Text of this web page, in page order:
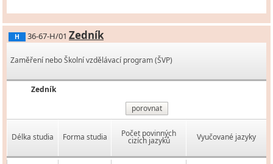
H 36-67-H/01 Zedník
Zaměření nebo Školní vzdělávací program (ŠVP)
Zedník
porovnat
Délka studia Forma studia Počet povinných
cizích jazyků Vyučované jazyky